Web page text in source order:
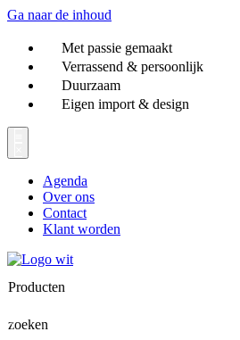
Ga naar de inhoud
Met passie gemaakt
Verrassend & persoonlijk
Duurzaam
Eigen import & design
Agenda
Over ons
Contact
Klant worden
Producten
zoeken